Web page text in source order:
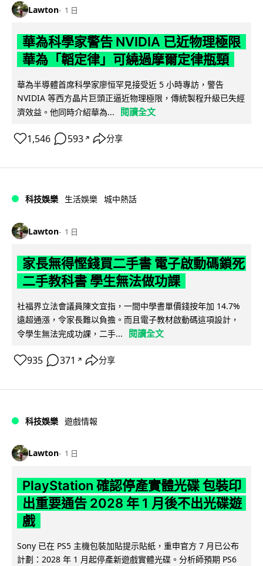
Lawton 1 日
華為科學家警告 NVIDIA 已近物理極限
華為「韜定律」可繞過摩爾定律瓶頸
華為半導體首席科學家廖恒罕見接受近 5 小時專訪，警告
NVIDIA 等西方晶片巨頭正逼近物理極限，傳統製程升級已失經
濟效益。他同時介紹華為...
閱讀全文
1,546 593 ↗ 分享
科技娛樂 生活娛樂 城中熱話
Lawton 1 日
家長無得慳錢買二手書 電子啟動碼鎖死
二手教科書 學生無法做功課
社福界立法會議員陳文宜指，一間中學書單價錢按年加 14.7%
遠超通漲，令家長難以負擔。而且電子教材啟動碼這項設計，
令學生無法完成功課，二手...
閱讀全文
935 371 ↗ 分享
科技娛樂 遊戲情報
Lawton 1 日
PlayStation 確認停產實體光碟 包裝印
出重要通告 2028 年 1 月後不出光碟遊
戲
Sony 已在 PS5 主機包裝加貼提示貼紙，重申官方 7 月已公布
計劃：2028 年 1 月起停產新遊戲實體光碟。分析師預期 PS6